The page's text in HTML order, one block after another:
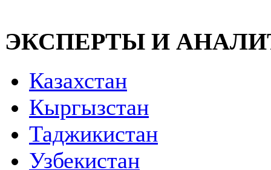
ЭКСПЕРТЫ И
Казахстан
Кыргызстан
Таджикистан
Узбекистан